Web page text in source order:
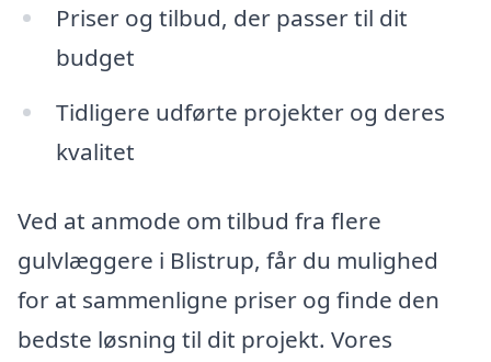
Priser og tilbud, der passer til dit
budget
Tidligere udførte projekter og deres
kvalitet
Ved at anmode om tilbud fra flere
gulvlæggere i Blistrup, får du mulighed
for at sammenligne priser og finde den
bedste løsning til dit projekt. Vores